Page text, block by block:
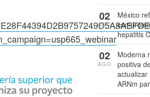
México
hepatitis
02
AGO
Moderna
positiva
actualizar
ARNm
02
AGO